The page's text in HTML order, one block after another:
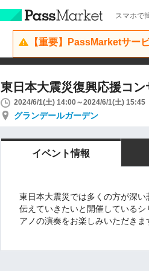
スマホで
【重要】PassMarketサー
東日本大震災復興応援コ
2024/6/1(土) 14:00～2024/6/1(土) 15:45
グランデールガーデン
イベント情報
東日本大震災では多くの方が深い
伝えていきたいと開催している
アノの演奏をお楽しみいただきま